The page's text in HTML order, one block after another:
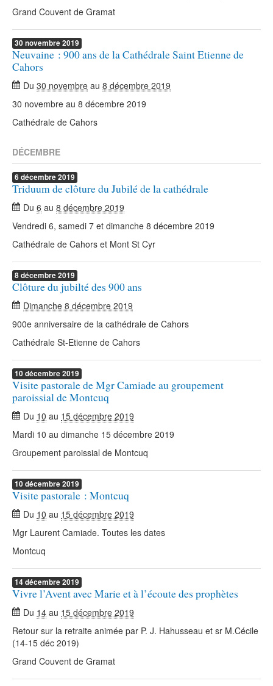
Grand Couvent de Gramat
30 novembre2019
Neuvaine : 900 ans de la Cathédrale Saint Etienne de
Cahors
Du 30 novembre au 8 décembre 2019
30 novembre au 8 décembre 2019
Cathédrale de Cahors
DÉCEMBRE
6 décembre2019
Triduum de clôture du Jubilé de la cathédrale
Du 6 au 8 décembre 2019
Vendredi 6, samedi 7 et dimanche 8 décembre 2019
Cathédrale de Cahors et Mont St Cyr
8décembre2019
Clôture du jubilté des 900 ans
Dimanche 8 décembre 2019
900e anniversaire de la cathédrale de Cahors
Cathédrale St-Etienne de Cahors
10 décembre2019
Visite pastorale de Mgr Camiade au groupement
paroissial de Montcuq
Du 10 au 15 décembre 2019
Mardi 10 au dimanche 15 décembre 2019
Groupement paroissial de Montcuq
10 décembre2019
Visite pastorale : Montcuq
Du 10 au 15 décembre 2019
Mgr Laurent Camiade. Toutes les dates
Montcuq
14décembre2019
Vivre l’Avent avec Marie et à l’écoute des prophètes
Du 14 au 15 décembre 2019
Retour sur la retraite animée par P. J. Hahusseau et sr M.Cécile
(14-15 déc 2019)
Grand Couvent de Gramat